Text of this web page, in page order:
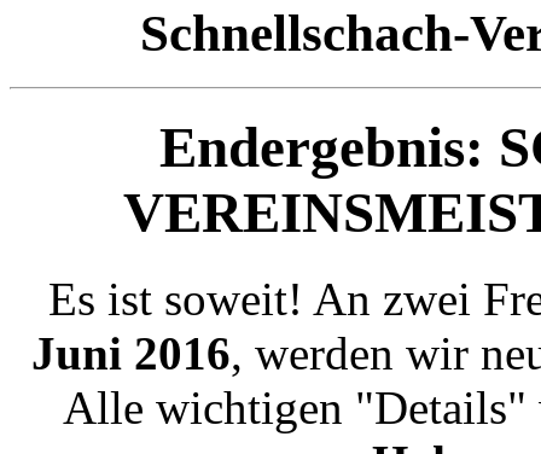
Schnellschach-
Endergebnis:
Es ist soweit! An zwei
Juni 2016, werden wir
Alle wichtigen